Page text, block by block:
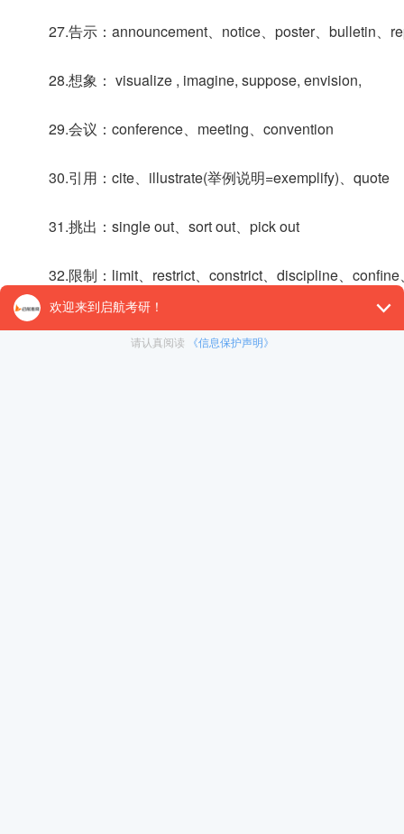
27.告示：announcement、notice、poster、bulletin、
28.想象： visualize , imagine, suppose, envision,
29.会议：conference、meeting、convention
30.引用：cite、illustrate(举例说明=exemplify)、quote
31.挑出：single out、sort out、pick out
32.限制：limit、restrict、constrict、discipline、